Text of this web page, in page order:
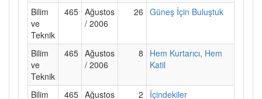
Bilim
ve
Teknik
465 Ağustos
/ 2006
26 Güneş İçin Buluştuk
Bilim
ve
Teknik
465 Ağustos
/ 2006
8
Hem Kurtarıcı, Hem
Katil
Bilim 465 Ağustos 2 İçindekiler